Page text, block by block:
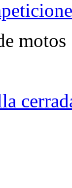
motos